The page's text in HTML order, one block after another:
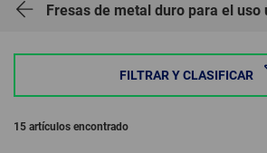
Fresas de metal duro para el uso
FILTRAR Y CLASIFICAR
15 artículos encontrado